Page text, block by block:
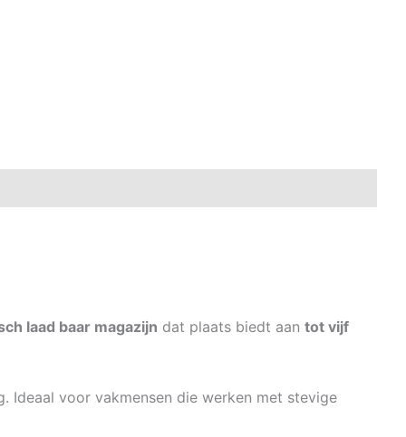
laad baar magazijn dat plaats biedt aan tot vijf
Ideaal voor vakmensen die werken met stevige